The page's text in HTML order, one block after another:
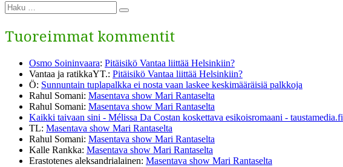
Etsi:
Haku
Tuoreimmat kommentit
Osmo Soininvaara: Pitäisikö Vantaa liittää Helsinkiin?
Vantaa ja ratikkaYT.: Pitäisikö Vantaa liittää Helsinkiin?
Ö: Sunnuntain tuplapalkka ei nosta vaan laskee keskimääräisiä palkkoja
Rahul Somani: Masentava show Mari Rantaselta
Rahul Somani: Masentava show Mari Rantaselta
Kaikki taivaan sini - Mélissa Da Costan koskettava esikoisromaani - taustamedia.fi
TL: Masentava show Mari Rantaselta
Rahul Somani: Masentava show Mari Rantaselta
Kalle Rankka: Masentava show Mari Rantaselta
Erastotenes aleksandrialainen: Masentava show Mari Rantaselta